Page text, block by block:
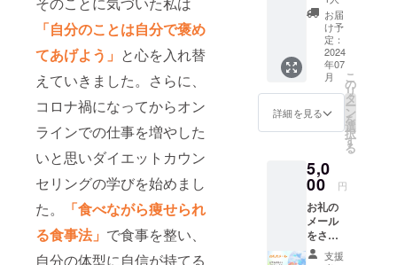
「自分のことは自分で褒め
てあげよう」 と心を入れ替
えていきました。さらに、
コロナ禍になってからオン
ラインでの仕事を増やした
いと思いダイエットカウン
セリングの学びを始めまし
た。
「食べながら痩せられ
る食事法」 で食事を整い、
自分の体型に自信が持てる
き、調
整させ
て頂き
ます。
日程調
整に
は、
時間を
頂く場
ざいま
す。何
卒、ご
了承下
さい。
日程が
決まり
次第、
きる内
容で
す。
トセミ
ナーで
す。
600名以
上が成
果を出
るダイ
エット
なたに
お伝え
しま
す。セ
ミナー
を受け
たその
セリン
グを受
けてみ
たい。
でも、
１対1は
緊張す
る。成
のやり
方を知
りた
い。そ
んなあ
なたに
オスス
確認で
きない
場合
は、迷
惑メー
ルフォ
ルダを
ご確認
限：
メール
後、7日
間
フィッ
トネス
インス
トラク
ター、
ダイ
エット
カウン
セ
母親と
して一
人の女
性とし
てあな
たの聞
きたい
お届
け予
定：
2024
年07
月
詳細を見る
こ
の
リ
タ
ー
ン
を
選
択
す
る
5,0
00 円
お礼の
メール
をさせ
て頂き
支援